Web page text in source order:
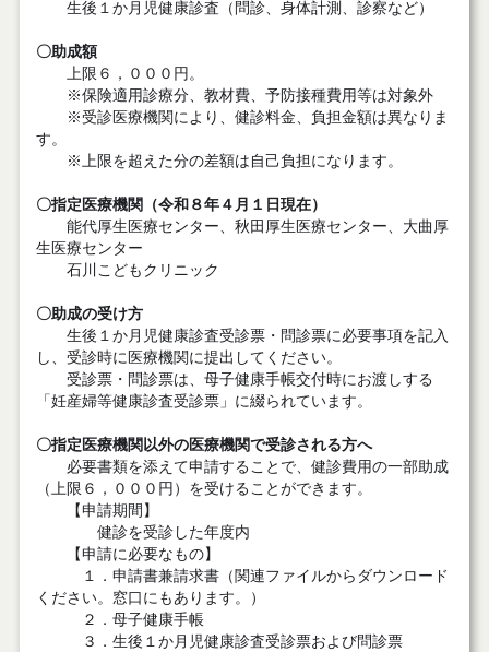
生後１か月児健康診査（問診、身体計測、診察など）
〇助成額
上限６，０００円。
※保険適用診療分、教材費、予防接種費用等は対象外
※受診医療機関により、健診料金、負担金額は異なりま
す。
※上限を超えた分の差額は自己負担になります。
〇指定医療機関（令和８年４月１日現在）
能代厚生医療センター、秋田厚生医療センター、大曲厚
生医療センター
石川こどもクリニック
〇助成の受け方
生後１か月児健康診査受診票・問診票に必要事項を記入
し、受診時に医療機関に提出してください。
受診票・問診票は、母子健康手帳交付時にお渡しする
「妊産婦等健康診査受診票」に綴られています。
〇指定医療機関以外の医療機関で受診される方へ
必要書類を添えて申請することで、健診費用の一部助成
（上限６，０００円）を受けることができます。
【申請期間】
健診を受診した年度内
【申請に必要なもの】
１．申請書兼請求書（関連ファイルからダウンロード
ください。窓口にもあります。）
２．母子健康手帳
３．生後１か月児健康診査受診票および問診票